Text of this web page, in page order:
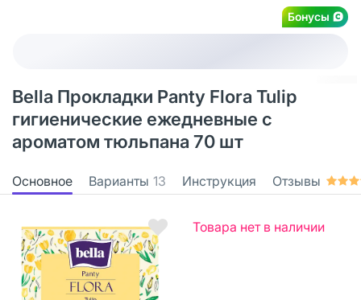
Бонусы
Bella Прокладки Panty Flora Tulip
гигиенические ежедневные с
ароматом тюльпана 70 шт
Основное Варианты 13 Инструкция Отзывы
Товара нет в наличии